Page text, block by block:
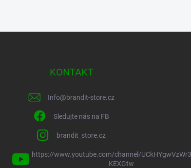
KONTAKT
Info@brandit-store.cz
Sledujte nás na FB
brandit_store.cz
https://www.youtube.com/channel/
KEXGtw